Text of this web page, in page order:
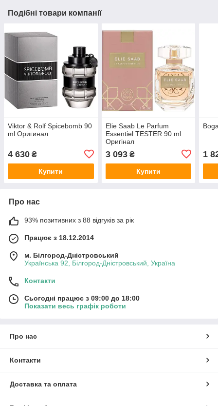
Подібні товари компанії
Viktor & Rolf Spicebomb 90
ml Оригинал
4 630 ₴
Купити
Elie Saab Le Parfum
Essentiel TESTER 90 ml
Оригінал
3 093₴
Купити
1
Про нас
93% позитивних з 88 відгуків за рік
Працює з 18.12.2014
м. Білгород-Дністровський
Українська 92, Білгород-Дністровський, Україна
Контакти
Сьогодні працює з 09:00 до 18:00
Показати весь графік роботи
Про нас
Контакти
Доставка та оплата